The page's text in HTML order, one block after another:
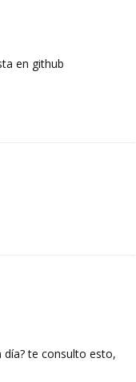
en github
te consulto esto,